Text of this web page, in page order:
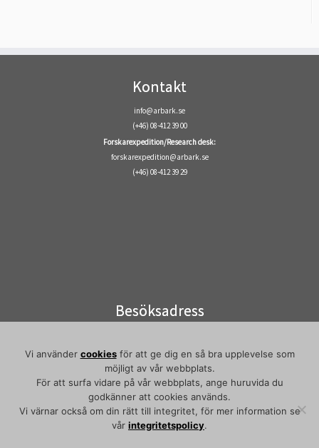
Kontakt
info@arbark.se
(+46) 08-412 39 00
Forskarexpedition/Research desk:
forskarexpedition@arbark.se
(+46) 08-412 39 29
Besöksadress
Elektronvägen 2
141 49 Huddinge
Pendeltåg/commuter train:
Flemingsberg
Vi använder cookiesför att ge dig en så bra upplevelse som
möjligt av vår webbplats.
För att surfa vidare på vår webbplats, ange huruvida du
godkänner att cookies används.
Vi värnar också om din rätt till integritet, för mer information se
vår integritetspolicy.